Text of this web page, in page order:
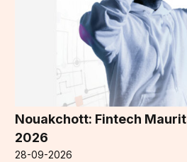
Nouakchott: Fintech
2026
28-09-2026